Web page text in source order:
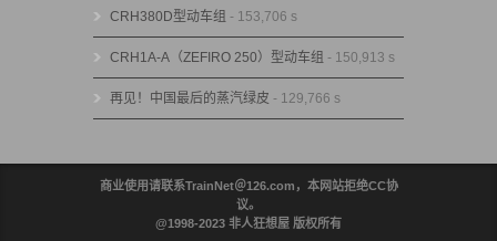
CRH380D型动车组 - 153,706 s
CRH1A-A（ZEFIRO 250）型动车组 - 150,913 s
再见！中国最后的蒸汽绿皮 - 129,766 s
商业使用请联系TrainNet＠126.com，本网站拒绝CC协
议。
@1998-2023 非人狂想屋 版权所有